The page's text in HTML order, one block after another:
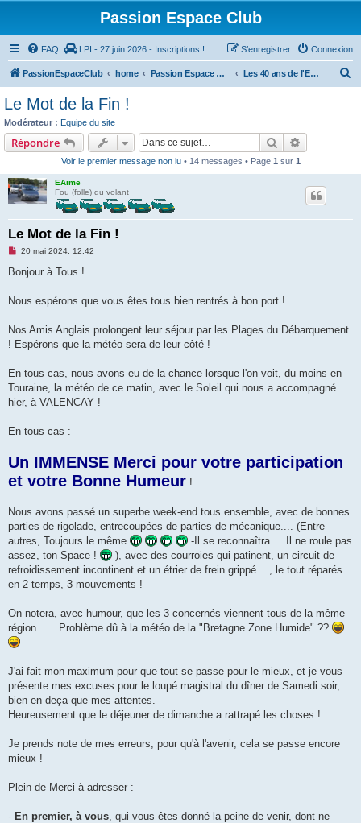
Passion Espace Club
FAQ LPI - 27 juin 2026 - Inscriptions ! Connexion
S’enregistrer
PassionEspaceClub home Passion Espace Club Les 40 ans de l'ESPACE
Le Mot de la Fin !
Modérateur : Equipe du site
Répondre Rechercher
Voir le premier message non lu• 14 messages • Page 1 sur 1
EAime
Fou (folle) du volant
Le Mot de la Fin !
M
s
g
o
l
20 mai 2024, 12:42
Bonjour à Tous !
Nous espérons que vous êtes tous bien rentrés à bon port !
Nos Amis Anglais prolongent leur séjour par les Plages du Débarquement
! Espérons que la météo sera de leur côté !
En tous cas, nous avons eu de la chance lorsque l'on voit, du moins en
Touraine, la météo de ce matin, avec le Soleil qui nous a accompagné
hier, à VALENCAY !
En tous cas :
Un IMMENSE Merci pour votre participation
et votre Bonne Humeur !
Nous avons passé un superbe week-end tous ensemble, avec de bonnes
parties de rigolade, entrecoupées de parties de mécanique.... (Entre
autres, Toujours le même
-Il se reconnaîtra.... Il ne roule pas
assez, ton Space !
), avec des courroies qui patinent, un circuit de
refroidissement incontinent et un étrier de frein grippé...., le tout réparés
en 2 temps, 3 mouvements !
On notera, avec humour, que les 3 concernés viennent tous de la même
région...... Problème dû à la météo de la "Bretagne Zone Humide" ??
J'ai fait mon maximum pour que tout se passe pour le mieux, et je vous
présente mes excuses pour le loupé magistral du dîner de Samedi soir,
bien en deça que mes attentes.
Heureusement que le déjeuner de dimanche a rattrapé les choses !
Je prends note de mes erreurs, pour qu'à l'avenir, cela se passe encore
mieux !
Plein de Merci à adresser :
- En premier, à vous , qui vous êtes donné la peine de venir, dont ne